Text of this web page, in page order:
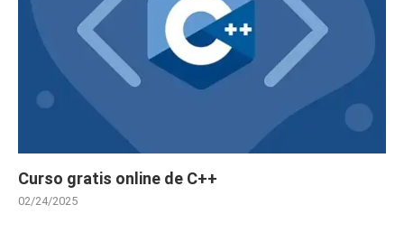
Curso gratis online de C++
02/24/2025